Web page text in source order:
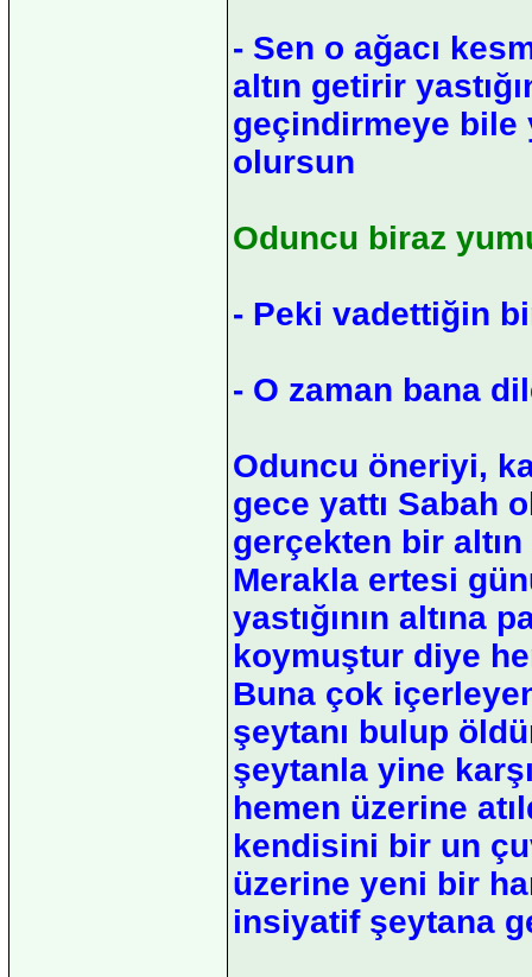
- Sen o ağacı
altın getirir
geçindirmeye bile
olursun
Oduncu biraz
- Peki vadettiğin
- O zaman bana
Oduncu öneriyi,
gece yattı Sabah
gerçekten bir
Merakla ertesi
yastığının altına
koymuştur diye
Buna çok
şeytanı bulup
şeytanla yine
hemen üzerine
kendisini bir un
üzerine yeni bir
insiyatif şeytana